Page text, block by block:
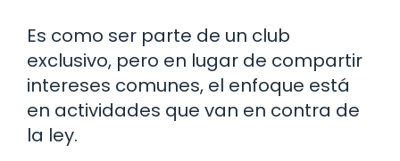
Es como ser parte de un club
exclusivo, pero en lugar de compartir
intereses comunes, el enfoque está
en actividades que van en contra de
la ley.